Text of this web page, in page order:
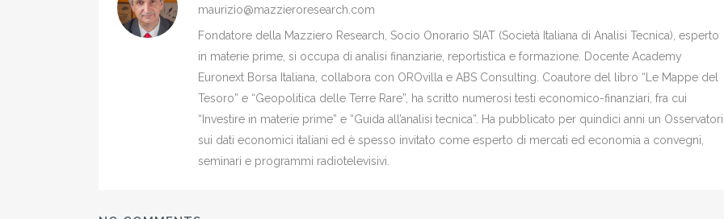
maurizio@mazzieroresearch.com
Fondatore della Mazziero Research, Socio Onorario SIAT (Società Italiana di Analisi Tecnica), esperto
in materie prime, si occupa di analisi finanziarie, reportistica e formazione. Docente Academy
Euronext Borsa Italiana, collabora con OROvilla e ABS Consulting. Coautore del libro “Le Mappe del
Tesoro” e “Geopolitica delle Terre Rare”, ha scritto numerosi testi economico-finanziari, fra cui
“Investire in materie prime” e “Guida all’analisi tecnica”. Ha pubblicato per quindici anni un
sui dati economici italiani ed è spesso invitato come esperto di mercati ed economia a convegni,
seminari e programmi radiotelevisivi.